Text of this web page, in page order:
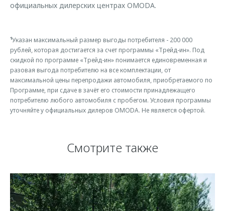
официальных дилерских центрах OMODA.
¹Указан максимальный размер выгоды потребителя - 200 000
рублей, которая достигается за счет программы «Трейд-ин». Под
скидкой по программе «Трейд-ин» понимается единовременная и
разовая выгода потребителю на все комплектации, от
максимальной цены перепродажи автомобиля, приобретаемого по
Программе, при сдаче в зачёт его стоимости принадлежащего
потребителю любого автомобиля с пробегом. Условия программы
уточняйте у официальных дилеров OMODA. Не является офертой.
Смотрите также